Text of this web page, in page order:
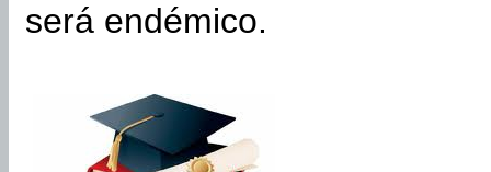
será endémico.